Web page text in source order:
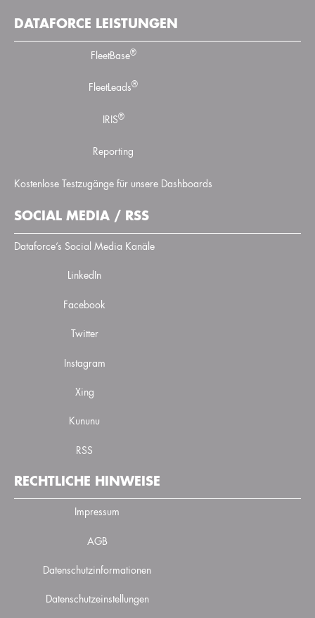
DATAFORCE LEISTUNGEN
FleetBase®
FleetLeads®
IRIS®
Reporting
Kostenlose Testzugänge für unsere Dashboards
SOCIAL MEDIA / RSS
Dataforce’s Social Media Kanäle
LinkedIn
Facebook
Twitter
Instagram
Xing
Kununu
RSS
RECHTLICHE HINWEISE
Impressum
AGB
Datenschutzinformationen
Datenschutzeinstellungen